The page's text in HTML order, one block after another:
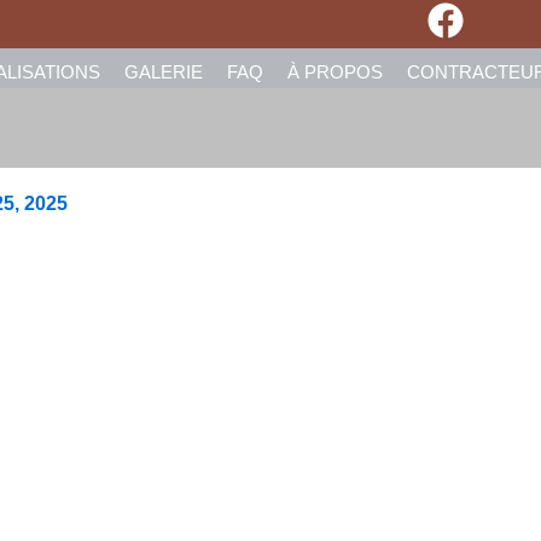
GALERIE FAQ À PROPOS
2025